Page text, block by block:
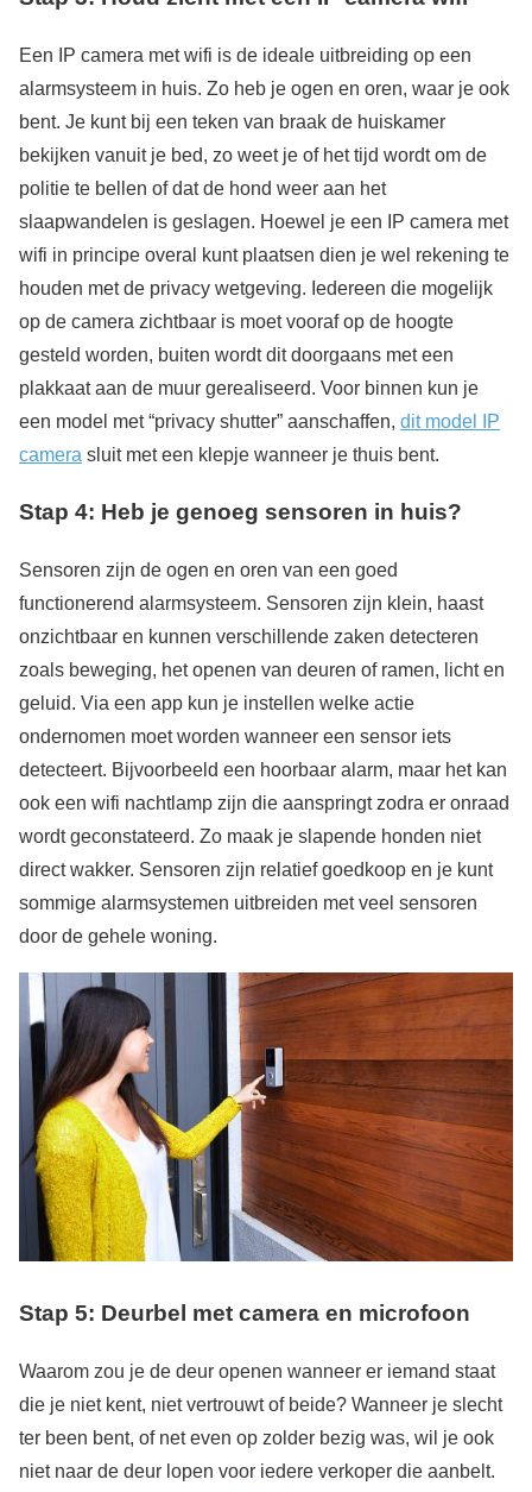
Een IP camera met wifi is de ideale uitbreiding op een
alarmsysteem in huis. Zo heb je ogen en oren, waar je ook
bent. Je kunt bij een teken van braak de huiskamer
bekijken vanuit je bed, zo weet je of het tijd wordt om de
politie te bellen of dat de hond weer aan het
slaapwandelen is geslagen. Hoewel je een IP camera met
wifi in principe overal kunt plaatsen dien je wel rekening te
houden met de privacy wetgeving. Iedereen die mogelijk
op de camera zichtbaar is moet vooraf op de hoogte
gesteld worden, buiten wordt dit doorgaans met een
plakkaat aan de muur gerealiseerd. Voor binnen kun je
een model met “privacy shutter” aanschaffen, dit model IP
camera sluit met een klepje wanneer je thuis bent.
Stap 4: Heb je genoeg sensoren in huis?
Sensoren zijn de ogen en oren van een goed
functionerend alarmsysteem. Sensoren zijn klein, haast
onzichtbaar en kunnen verschillende zaken detecteren
zoals beweging, het openen van deuren of ramen, licht en
geluid. Via een app kun je instellen welke actie
ondernomen moet worden wanneer een sensor iets
detecteert. Bijvoorbeeld een hoorbaar alarm, maar het kan
ook een wifi nachtlamp zijn die aanspringt zodra er onraad
wordt geconstateerd. Zo maak je slapende honden niet
direct wakker. Sensoren zijn relatief goedkoop en je kunt
sommige alarmsystemen uitbreiden met veel sensoren
door de gehele woning.
Stap 5: Deurbel met camera en microfoon
Waarom zou je de deur openen wanneer er iemand staat
die je niet kent, niet vertrouwt of beide? Wanneer je slecht
ter been bent, of net even op zolder bezig was, wil je ook
niet naar de deur lopen voor iedere verkoper die aanbelt.